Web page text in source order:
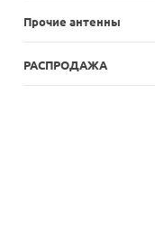
Прочие антенны
РАСПРОДАЖА